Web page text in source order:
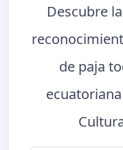
Descubre
de paja